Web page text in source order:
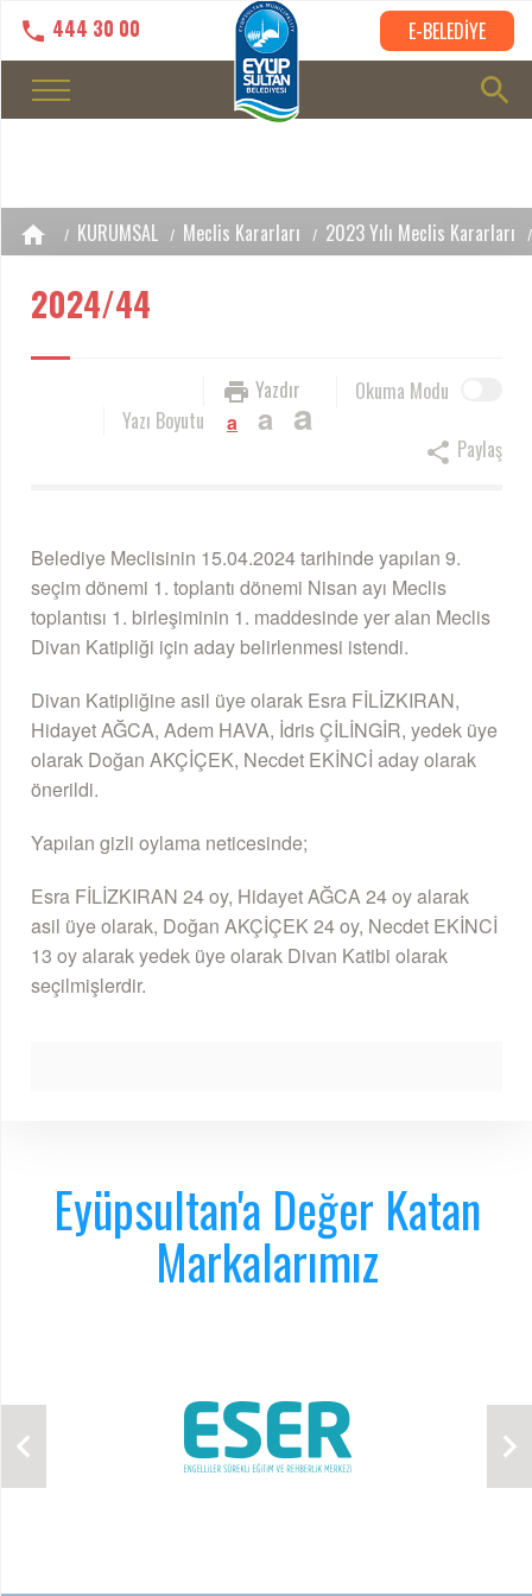
444 30 00 E-BELEDİYE
KURUMSAL Meclis Kararları 2023 Yılı Meclis Kararları
2024/44
Okuma Modu
Yazdır
Yazı Boyutu
a a a
Paylaş
Belediye Meclisinin 15.04.2024 tarihinde yapılan 9.
seçim dönemi 1. toplantı dönemi Nisan ayı Meclis
toplantısı 1. birleşiminin 1. maddesinde yer alan Meclis
Divan Katipliği için aday belirlenmesi istendi.
Divan Katipliğine asil üye olarak Esra FİLİZKIRAN,
Hidayet AĞCA, Adem HAVA, İdris ÇİLİNGİR, yedek üye
olarak Doğan AKÇİÇEK, Necdet EKİNCİ aday olarak
önerildi.
Yapılan gizli oylama neticesinde;
Esra FİLİZKIRAN 24 oy, Hidayet AĞCA 24 oy alarak
asil üye olarak, Doğan AKÇİÇEK 24 oy, Necdet EKİNCİ
13 oy alarak yedek üye olarak Divan Katibi olarak
seçilmişlerdir.
Eyüpsultan'a Değer Katan
Markalarımız